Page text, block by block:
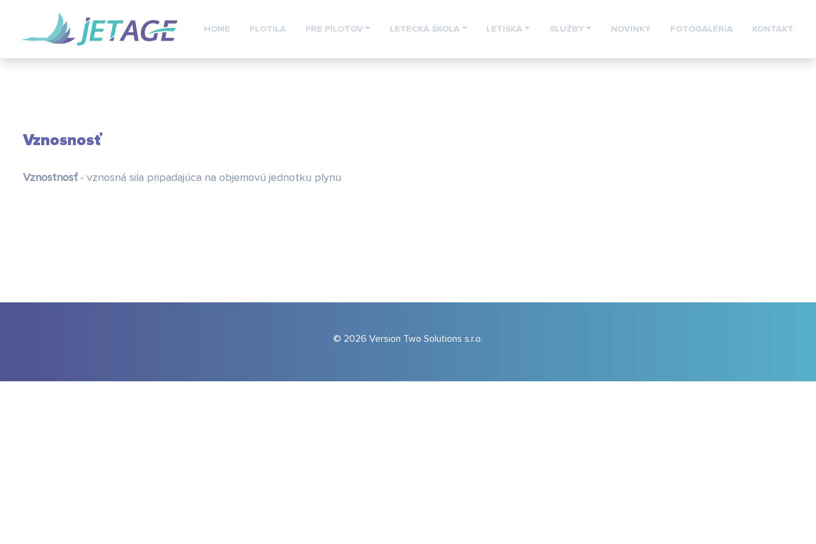
HOME FLOTILA PRE PILOTOV LETECKÁ ŠKOLA LETISKÁ SLUŽBY NOVINKY FOTOGALÉRIA KONTAKT
Vznosnosť
Vznostnosť- vznosná sila pripadajúca na objemovú jednotku plynu
© 2026 Version Two Solutions s.r.o.